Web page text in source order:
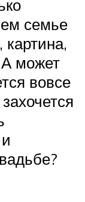
семье
картина,
может
вовсе